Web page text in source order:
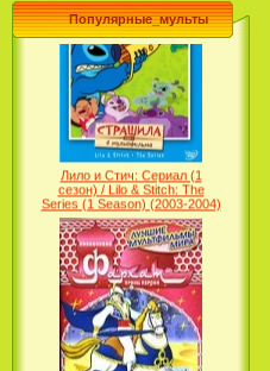
Популярные_мульты
Лило и Стич: Сериал (1
сезон) / Lilo & Stitch: The
Series (1 Season) (2003-2004)